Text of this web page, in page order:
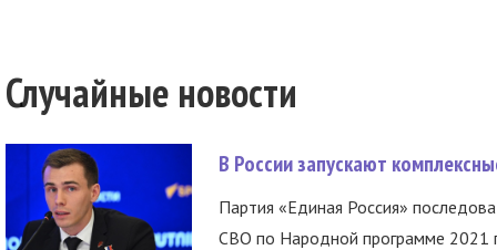
Случайные новости
В России запускают
Партия «Единая Россия»
СВО по Народной программе 2021